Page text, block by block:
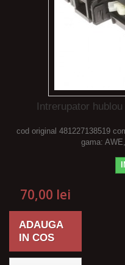
Intrerupator
cod original 481227138519
gama:
70,00 lei
ADAUGA
IN COS